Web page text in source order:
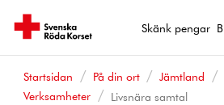
Skänk pengar
Startsidan På din ort Jämtland
Verksamheter
Livsnära samtal